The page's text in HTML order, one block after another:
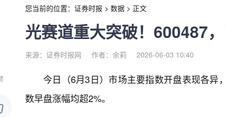
您当前的位置： 证券时报 > 数据 > 正文
光赛道重大突破！600487
来源：证券时报网 作者：余莉 2026-06-03 10:40
今日（6月3日）市场主要指数开盘表现各
数早盘涨幅均超2%。